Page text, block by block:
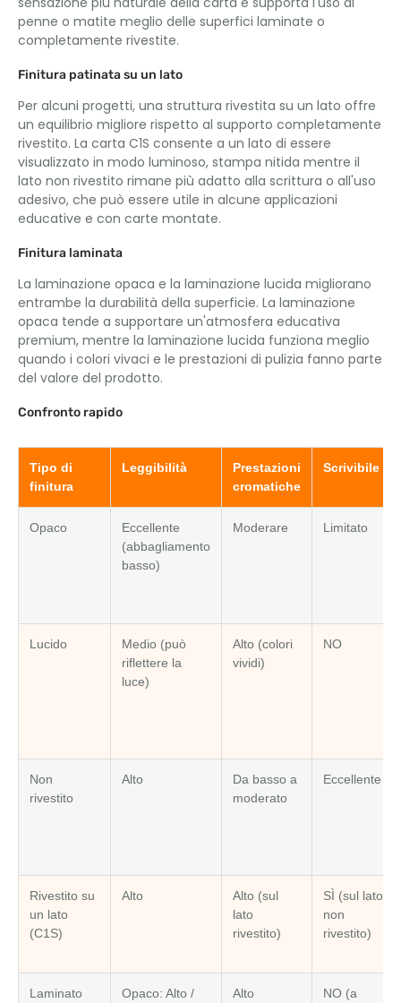
penne o matite meglio delle superfici laminate o
completamente rivestite.
Finitura patinata su un lato
Per alcuni progetti, una struttura rivestita su un lato offre
un equilibrio migliore rispetto al supporto completamente
rivestito. La carta C1S consente a un lato di essere
visualizzato in modo luminoso, stampa nitida mentre il
lato non rivestito rimane più adatto alla scrittura o all'uso
adesivo, che può essere utile in alcune applicazioni
educative e con carte montate.
Finitura laminata
La laminazione opaca e la laminazione lucida migliorano
entrambe la durabilità della superficie. La laminazione
opaca tende a supportare un'atmosfera educativa
premium, mentre la laminazione lucida funziona meglio
quando i colori vivaci e le prestazioni di pulizia fanno parte
del valore del prodotto.
Confronto rapido
Tipo di
finitura
Leggibilità
Prestazioni
cromatiche
Scrivibile
Opaco
Eccellente
(abbagliamento
basso)
Moderare Limitato
Lucido
Medio (può
riflettere la
luce)
Alto (colori
vividi)
NO
Non
rivestito
Alto
Da basso a
moderato
Eccellente
Rivestito su
un lato
(C1S)
Alto
Alto (sul
lato
rivestito)
SÌ (sul lato
non
rivestito)
Laminato Opaco: Alto / Alto NO (a